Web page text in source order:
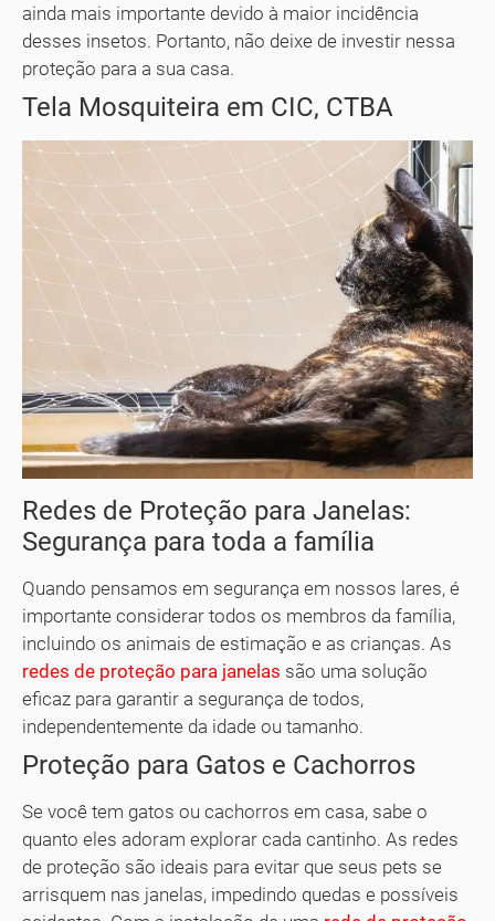
ainda mais importante devido à maior incidência
desses insetos. Portanto, não deixe de investir nessa
proteção para a sua casa.
Tela Mosquiteira em CIC, CTBA
Redes de Proteção para Janelas:
Segurança para toda a família
Quando pensamos em segurança em nossos lares, é
importante considerar todos os membros da família,
incluindo os animais de estimação e as crianças. As
redes de proteção para janelas são uma solução
eficaz para garantir a segurança de todos,
independentemente da idade ou tamanho.
Proteção para Gatos e Cachorros
Se você tem gatos ou cachorros em casa, sabe o
quanto eles adoram explorar cada cantinho. As redes
de proteção são ideais para evitar que seus pets se
arrisquem nas janelas, impedindo quedas e possíveis